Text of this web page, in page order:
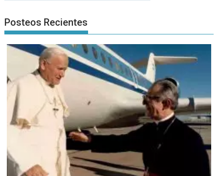
Posteos Recientes